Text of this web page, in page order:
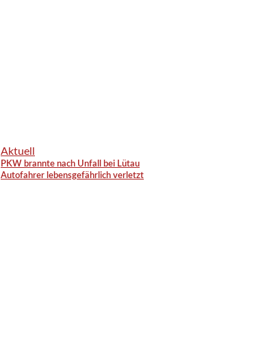
Aktuell
PKW brannte nach Unfall bei Lütau
Autofahrer lebensgefährlich verletzt